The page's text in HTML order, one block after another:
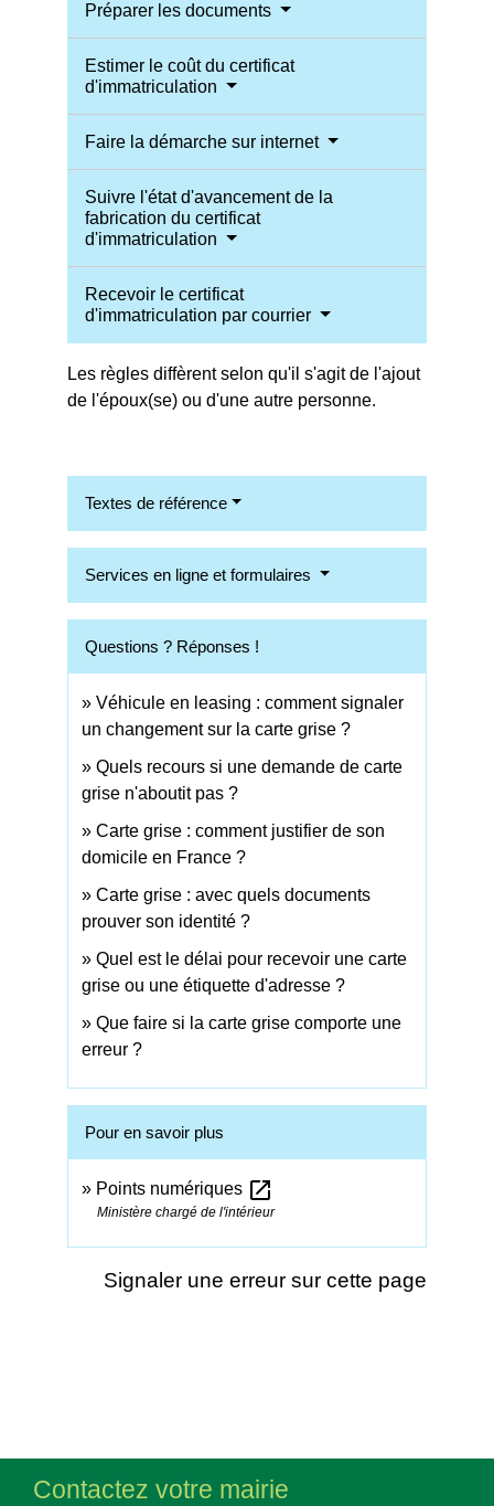
Préparer les documents
Estimer le coût du certificat
d'immatriculation
Faire la démarche sur internet
Suivre l'état d'avancement de la
fabrication du certificat
d'immatriculation
Recevoir le certificat
d'immatriculation par courrier
Les règles diffèrent selon qu'il s'agit de l'ajout
de l'époux(se) ou d'une autre personne.
Textes de référence
Services en ligne et formulaires
Questions ? Réponses !
Véhicule en leasing : comment signaler
un changement sur la carte grise ?
Quels recours si une demande de carte
grise n'aboutit pas ?
Carte grise : comment justifier de son
domicile en France ?
Carte grise : avec quels documents
prouver son identité ?
Quel est le délai pour recevoir une carte
grise ou une étiquette d'adresse ?
Que faire si la carte grise comporte une
erreur ?
Pour en savoir plus
Points numériques open_in_new
Ministère chargé de l'intérieur
Signaler une erreur sur cette page
Contactez votre mairie